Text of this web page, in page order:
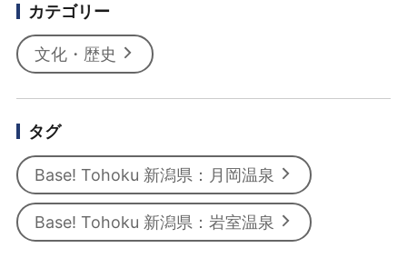
カテゴリー
文化・歴史
タグ
Base! Tohoku 新潟県：月岡温泉
Base! Tohoku 新潟県：岩室温泉